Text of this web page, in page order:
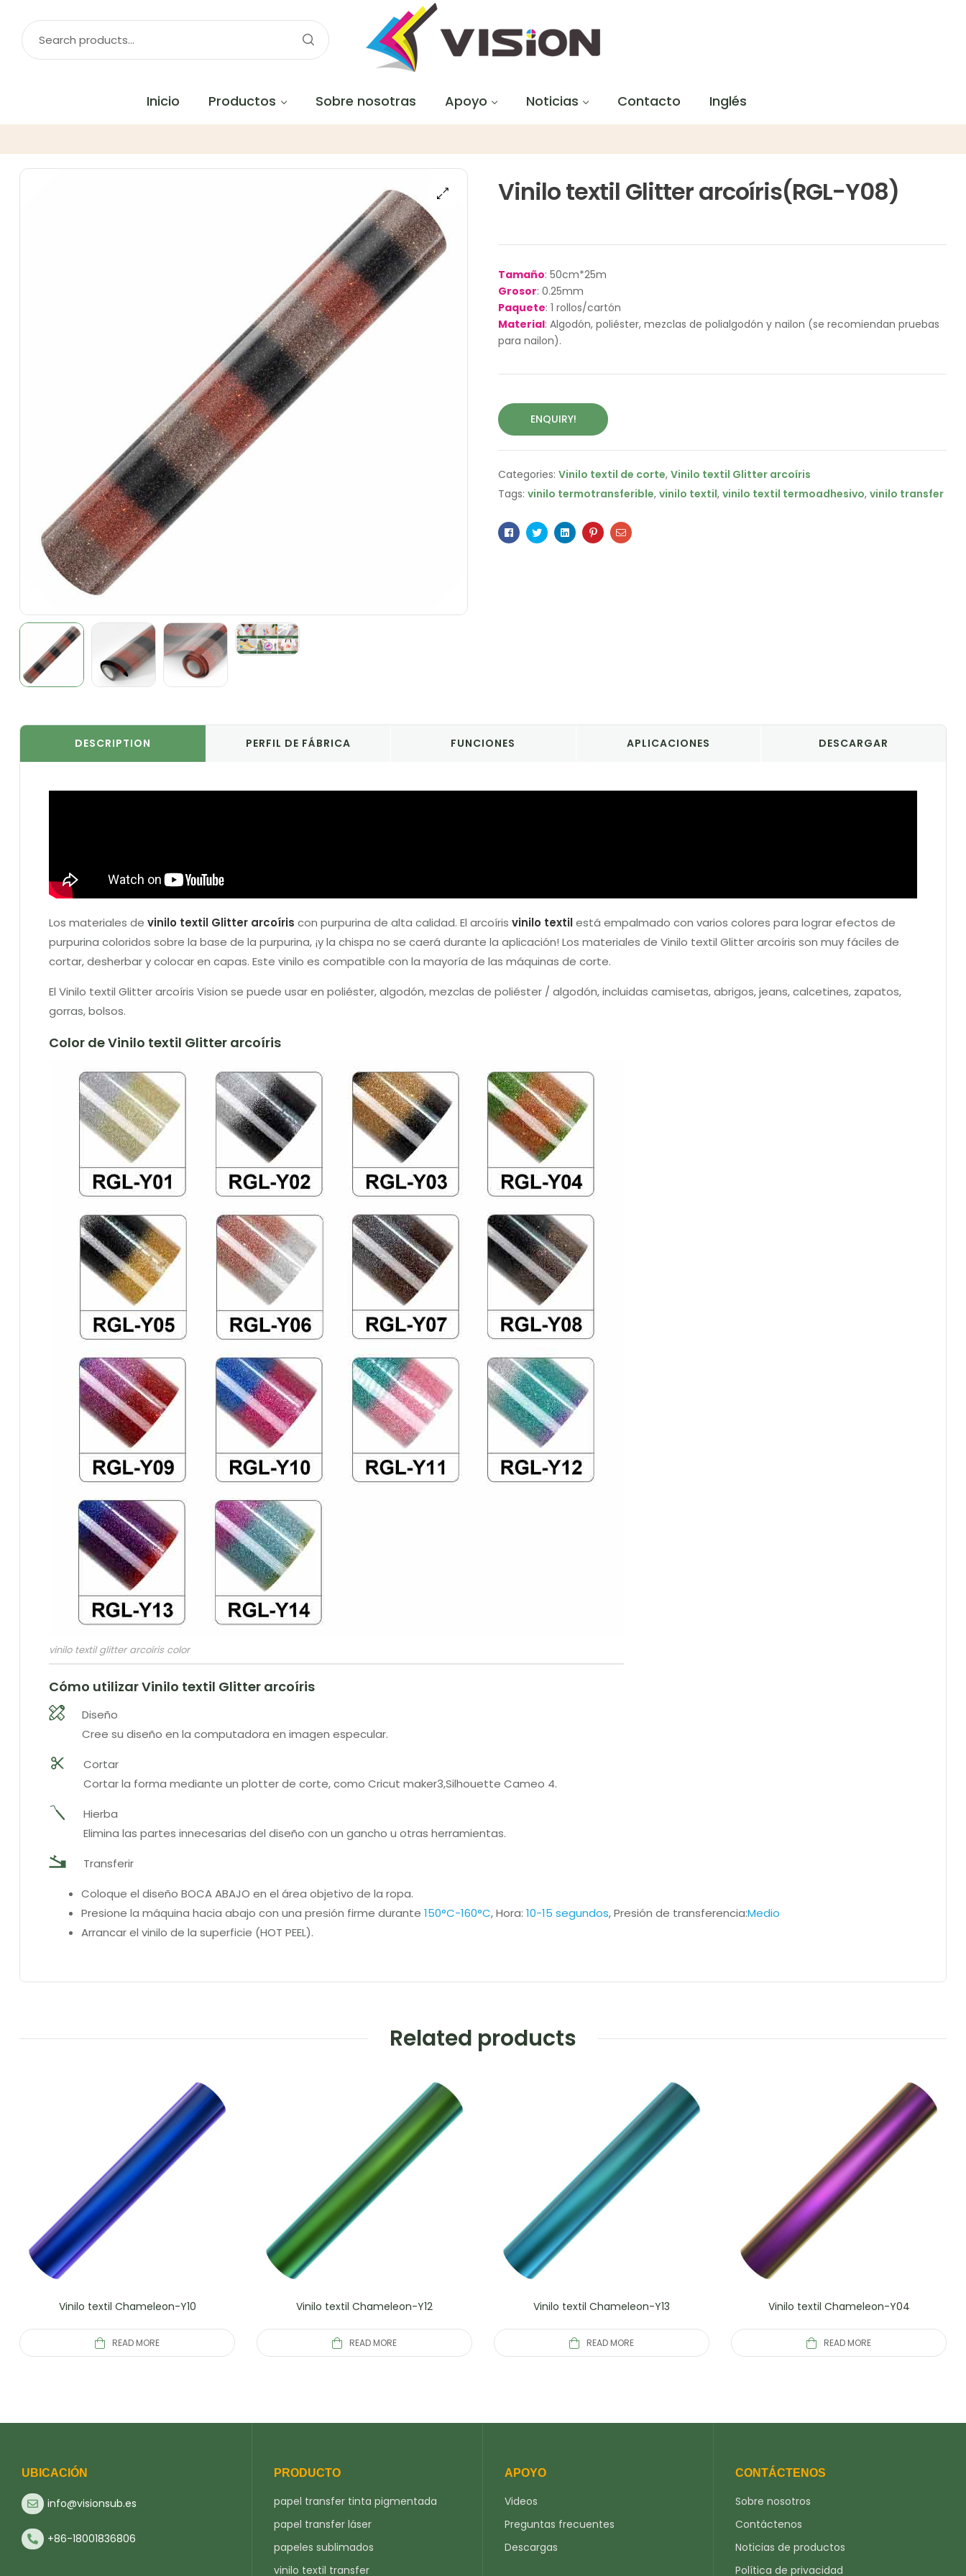
Inicio Productos Sobre nosotras Apoyo Noticias Contacto Inglés
Vinilo textil Glitter arcoíris(RGL-Y08)
Tamaño: 50cm*25m
Grosor: 0.25mm
Paquete: 1 rollos/cartón
Material: Algodón, poliéster, mezclas de polialgodón y nailon (se recomiendan pruebas
para nailon).
ENQUIRY!
Categories: Vinilo textil de corte, Vinilo textil Glitter arcoíris
Tags: vinilo termotransferible, vinilo textil, vinilo textil termoadhesivo, vinilo transfer
Facebook
TwitterLinkedinPinterestEmail
DESCRIPTION PERFIL DE FÁBRICA FUNCIONES APLICACIONES DESCARGAR
Los materiales de vinilo textil Glitter arcoíris con purpurina de alta calidad. El arcoíris vinilo textilestá empalmado con varios colores para lograr efectos de
purpurina coloridos sobre la base de la purpurina, ¡y la chispa no se caerá durante la aplicación! Los materiales de Vinilo textil Glitter arcoíris son muy fáciles de
cortar, desherbar y colocar en capas. Este vinilo es compatible con la mayoría de las máquinas de corte.
El Vinilo textil Glitter arcoíris Vision se puede usar en poliéster, algodón, mezclas de poliéster / algodón, incluidas camisetas, abrigos, jeans, calcetines, zapatos,
gorras, bolsos.
Color de Vinilo textil Glitter arcoíris
vinilo textil glitter arcoíris color
Cómo utilizar Vinilo textil Glitter arcoíris
Diseño
Cree su diseño en la computadora en imagen especular.
Cortar
Cortar la forma mediante un plotter de corte, como Cricut maker3,Silhouette Cameo 4.
Hierba
Elimina las partes innecesarias del diseño con un gancho u otras herramientas.
Transferir
Coloque el diseño BOCA ABAJO en el área objetivo de la ropa.
Presione la máquina hacia abajo con una presión firme durante 150°C-160°C, Hora: 10-15 segundos, Presión de transferencia:Medio
Arrancar el vinilo de la superficie (HOT PEEL).
Related products
Vinilo textil Chameleon-Y10
READ MORE
Vinilo textil Chameleon-Y12
READ MORE
Vinilo textil Chameleon-Y13
READ MORE
Vinilo textil Chameleon-Y04
READ MORE
UBICACIÓN
info@visionsub.es
+86-18001836806
PRODUCTO
papel transfer tinta pigmentada
papel transfer láser
papeles sublimados
vinilo textil transfer
APOYO
Videos
Preguntas frecuentes
Descargas
CONTÁCTENOS
Sobre nosotros
Contáctenos
Noticias de productos
Política de privacidad